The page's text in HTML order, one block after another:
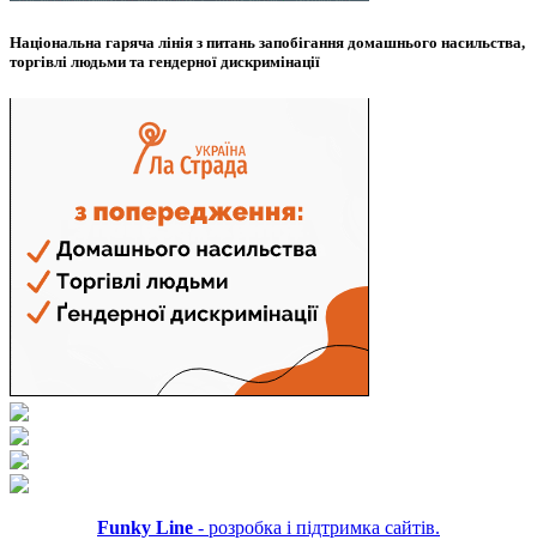
Національна гаряча лінія з питань запобігання домашнього насильства,
торгівлі людьми та гендерної дискримінації
Funky Line - розробка і підтримка сайтів.